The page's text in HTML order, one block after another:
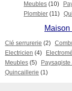
Meubles (10)
Plombier (11)
Clé serrurerie (2)
Electricien (4)
Meubles (5)
Quincaillerie (1)